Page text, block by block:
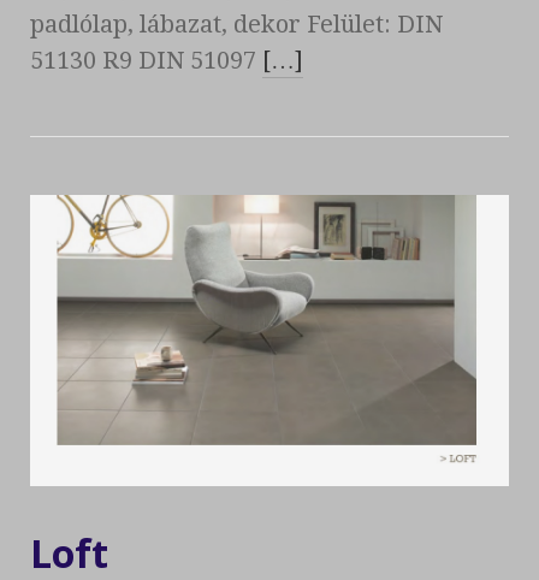
padlólap, lábazat, dekor Felület: DIN
51130 R9 DIN 51097 […]
Loft